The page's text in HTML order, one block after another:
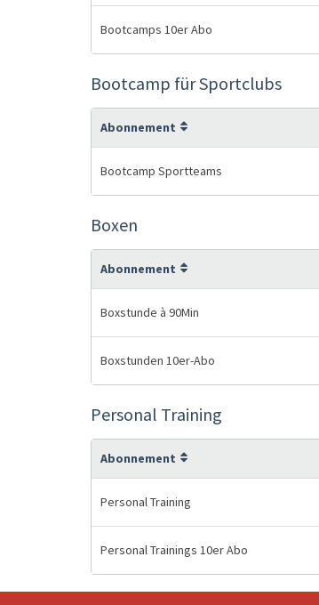
Bootcamps 10er Abo
Bootcamp für Sportclubs
Abonnement
Bootcamp Sportteams
Boxen
Abonnement
Boxstunde à 90Min
Boxstunden 10er-Abo
Personal Training
Abonnement
Personal Training
Personal Trainings 10er Abo